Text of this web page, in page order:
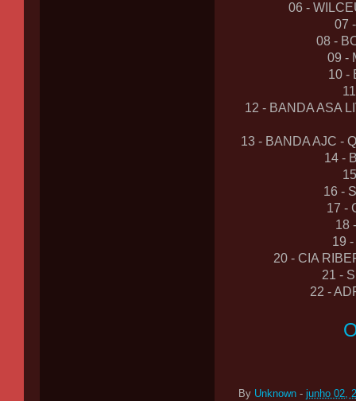
06 -
07
08 -
09 -
10 -
12 - BANDA ASA
13 - BANDA AJC -
14 -
16 -
17 -
18
19
20 - CIA
21 -
22 -
By Unknown - junho 02,